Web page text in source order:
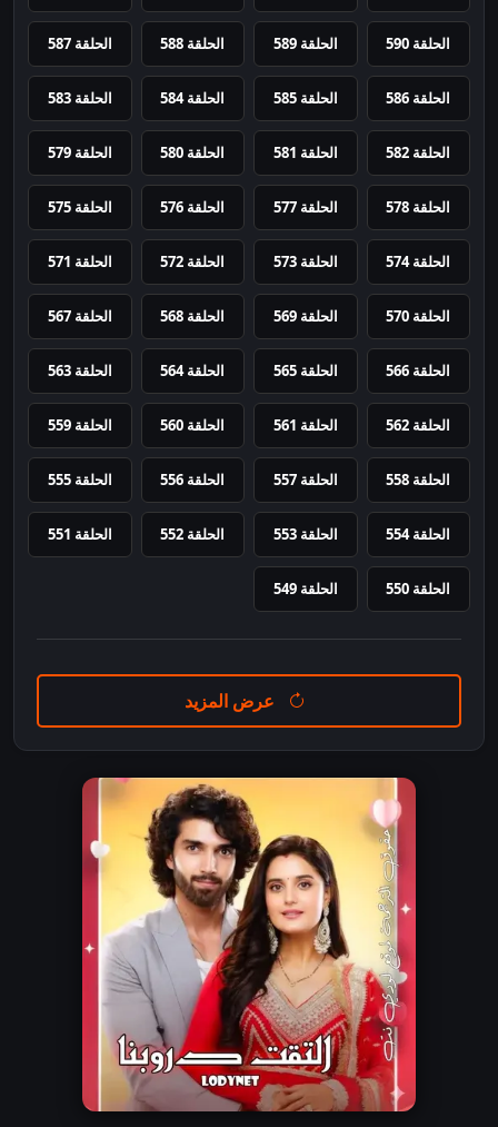
الحلقة 590 الحلقة 589 الحلقة 588 الحلقة 587
الحلقة 586 الحلقة 585 الحلقة 584 الحلقة 583
الحلقة 582 الحلقة 581 الحلقة 580 الحلقة 579
الحلقة 578 الحلقة 577 الحلقة 576 الحلقة 575
الحلقة 574 الحلقة 573 الحلقة 572 الحلقة 571
الحلقة 570 الحلقة 569 الحلقة 568 الحلقة 567
الحلقة 566 الحلقة 565 الحلقة 564 الحلقة 563
الحلقة 562 الحلقة 561 الحلقة 560 الحلقة 559
الحلقة 558 الحلقة 557 الحلقة 556 الحلقة 555
الحلقة 554 الحلقة 553 الحلقة 552 الحلقة 551
الحلقة 550 الحلقة 549
عرض المزيد